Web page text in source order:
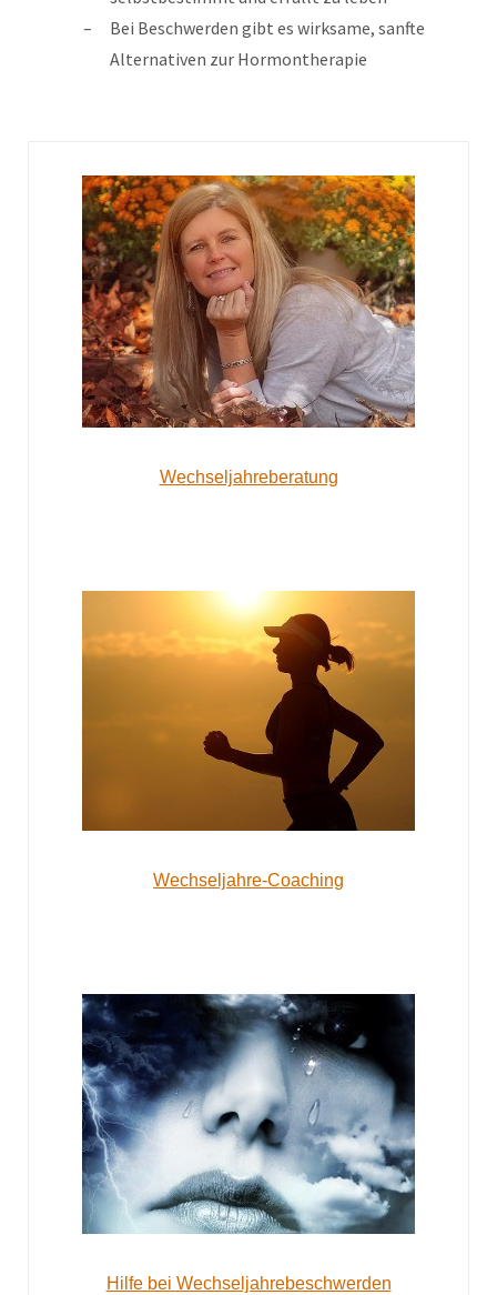
Bei Beschwerden gibt es wirksame, sanfte
Alternativen zur Hormontherapie
Wechseljahreberatung
Wechseljahre-Coaching
Hilfe bei Wechseljahrebeschwerden